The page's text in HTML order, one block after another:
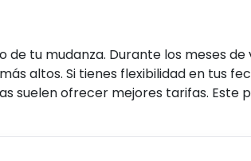
tu mudanza. Durante los meses
altos. Si tienes flexibilidad en tus
suelen ofrecer mejores tarifas. Este